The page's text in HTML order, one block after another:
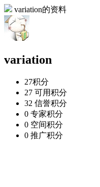
variation的资料
variation
27积分
27 可用积分
32 信誉积分
0 专家积分
0 空间积分
0 推广积分